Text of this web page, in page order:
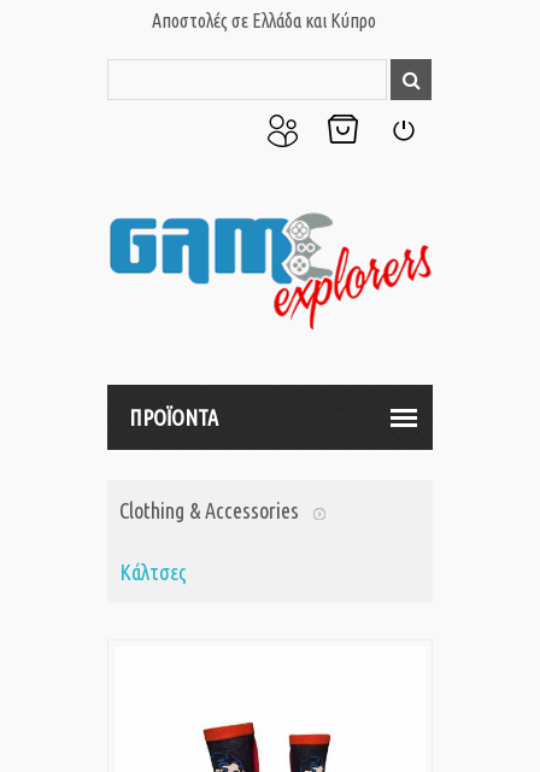
Αποστολές σε Ελλάδα και Κύπρο
μου
ΠΡΟΪΟΝΤΑ
Clothing & Accessories
Κάλτσες